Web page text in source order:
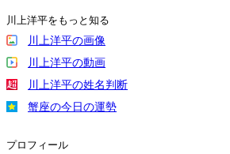
川上洋平をもっと知る
川上洋平の画像
川上洋平の動画
川上洋平の姓名判断
蟹座の今日の運勢
プロフィール